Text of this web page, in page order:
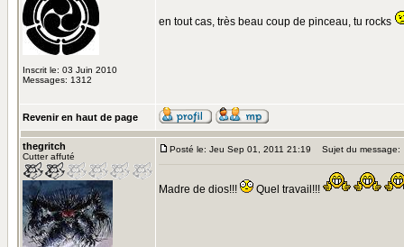
Inscrit le: 03 Juin 2010
Messages: 1312
en tout cas, très beau coup de pinceau, tu rocks
Revenir en haut de page
thegritch
Cutter affuté
Posté le: Jeu Sep 01, 2011 21:19 Sujet du message:
Madre de dios!!! Quel travail!!!